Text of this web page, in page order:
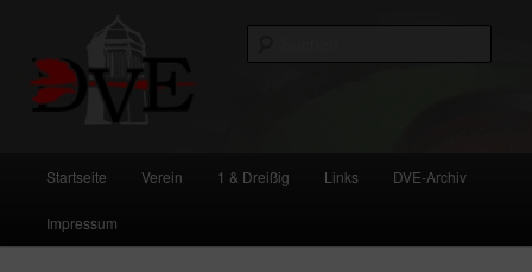
Inhalt
springenDVE
Startseite Verein 1 & Dreißig Links DVE-Archiv
Impressum